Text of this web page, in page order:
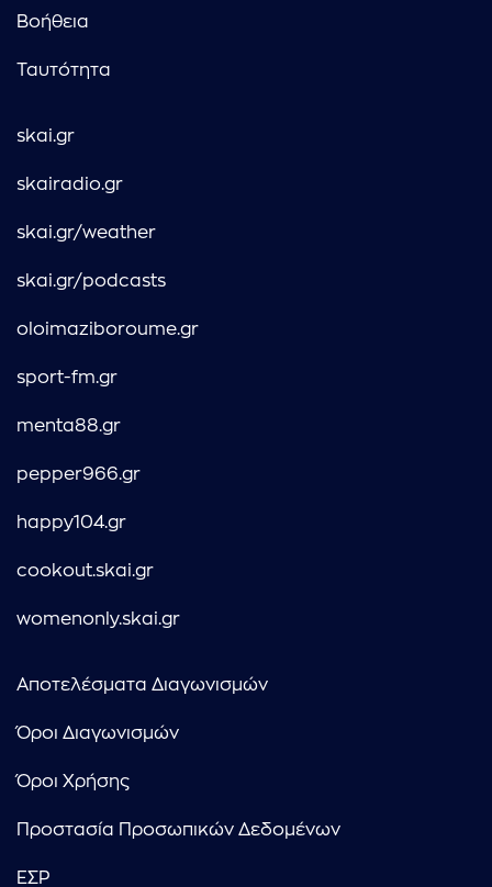
Βοήθεια
Ταυτότητα
skai.gr
skairadio.gr
skai.gr/weather
skai.gr/podcasts
oloimaziboroume.gr
sport-fm.gr
menta88.gr
pepper966.gr
happy104.gr
cookout.skai.gr
womenonly.skai.gr
Αποτελέσματα Διαγωνισμών
Όροι Διαγωνισμών
Όροι Χρήσης
Προστασία Προσωπικών Δεδομένων
ΕΣΡ